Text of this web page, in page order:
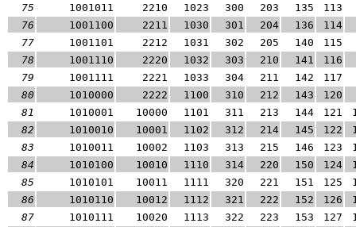
75
1001011 2210 1023 300 203 135
113
76
1001100 2211 1030 301 204 136
114
77
1001101 2212 1031 302 205 140
115
78
1001110 2220 1032 303 210 141
116
79
1001111 2221 1033 304 211 142
117
80
1010000 2222 1100 310 212 143
120
81
1010001 10000 1101 311 213 144 121
82
1010010 10001 1102 312 214 145 122
83
1010011 10002 1103 313 215 146 123
84
1010100 10010 1110 314 220 150 124
85
1010101 10011 1111 320 221 151 125
86
1010110 10012 1112 321 222 152 126
87
1010111 10020 1113 322 223 153 127